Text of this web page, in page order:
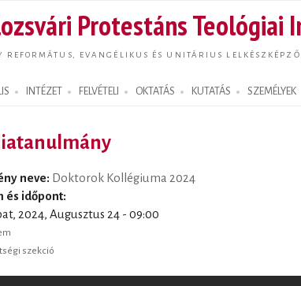
Protestáns Teológiai
REFORMÁTUS, EVANGÉLIKUS ÉS UNITÁRIUS LELKÉSZKÉPZŐ
INTÉZET FELVÉTELI OKTATÁS KUTATÁS SZEMÉLYEK
neve: Doktorok Kollégiuma 2024
és időpont:
2024, Augusztus 24 - 09:00
szekció